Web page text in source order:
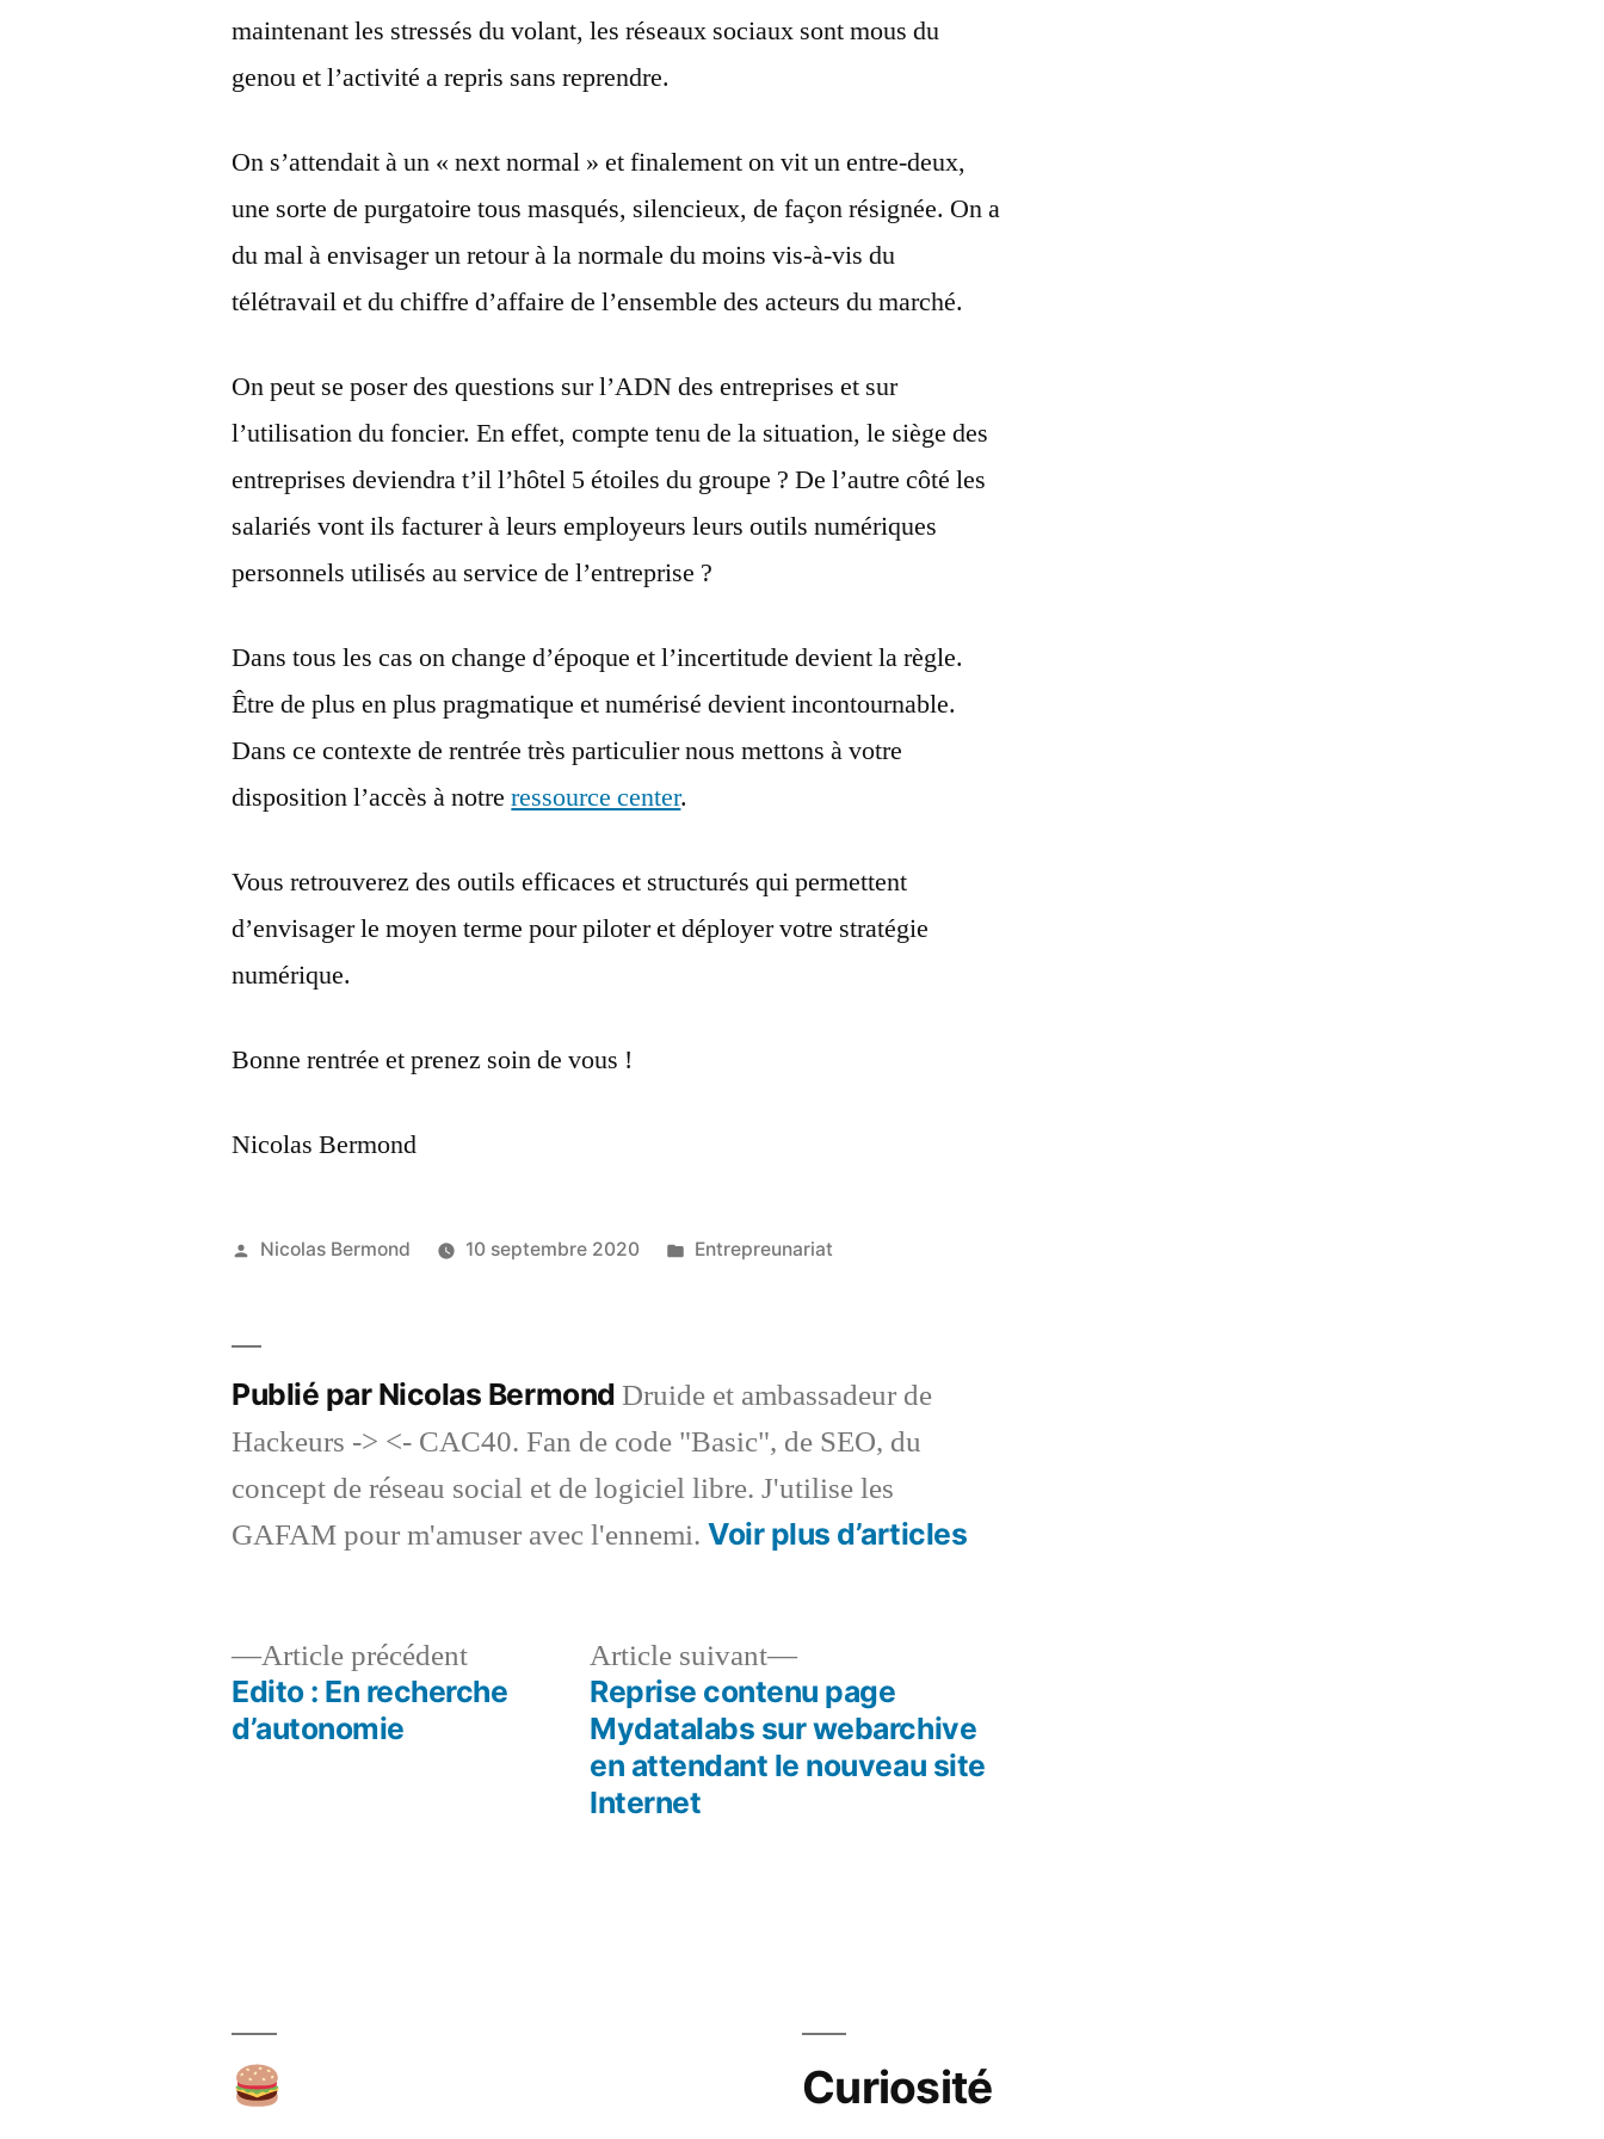
maintenant les stressés du volant, les réseaux sociaux sont mous du
genou et l’activité a repris sans reprendre.
On s’attendait à un « next normal » et finalement on vit un entre-deux,
une sorte de purgatoire tous masqués, silencieux, de façon résignée. On a
du mal à envisager un retour à la normale du moins vis-à-vis du
télétravail et du chiffre d’affaire de l’ensemble des acteurs du marché.
On peut se poser des questions sur l’ADN des entreprises et sur
l’utilisation du foncier. En effet, compte tenu de la situation, le siège des
entreprises deviendra t’il l’hôtel 5 étoiles du groupe ? De l’autre côté les
salariés vont ils facturer à leurs employeurs leurs outils numériques
personnels utilisés au service de l’entreprise ?
Dans tous les cas on change d’époque et l’incertitude devient la règle.
Être de plus en plus pragmatique et numérisé devient incontournable.
Dans ce contexte de rentrée très particulier nous mettons à votre
disposition l’accès à notreressource center.
Vous retrouverez des outils efficaces et structurés qui permettent
d’envisager le moyen terme pour piloter et déployer votre stratégie
numérique.
Bonne rentrée et prenez soin de vous !
Nicolas Bermond
Publié
Nicolas Bermond 10 septembre 2020
Publié
Entrepreunariat
Publié par Nicolas BermondDruide et ambassadeur de
Hackeurs -> <- CAC40. Fan de code "Basic", de SEO, du
concept de réseau social et de logiciel libre. J'utilise les
GAFAM pour m'amuser avec l'ennemi.Voir plus d’articles
Navigation
Article précédentArticle
précédent :
Edito : En recherche
d’autonomie
Article suivant
Article
suivant :
Reprise contenu page
Mydatalabs sur webarchive
en attendant le nouveau site
Internet
Curiosité